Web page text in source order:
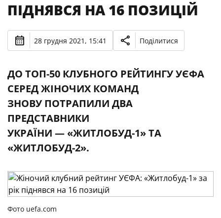
ПІДНЯВСЯ НА 16 ПОЗИЦІЙ
28 грудня 2021, 15:41 Поділитися
ДО ТОП-50 КЛУБНОГО РЕЙТИНГУ УЄФА
СЕРЕД ЖІНОЧИХ КОМАНД
ЗНОВУ ПОТРАПИЛИ ДВА
ПРЕДСТАВНИКИ
УКРАЇНИ — «ЖИТЛОБУД-1» ТА
«ЖИТЛОБУД-2».
Фото uefa.com